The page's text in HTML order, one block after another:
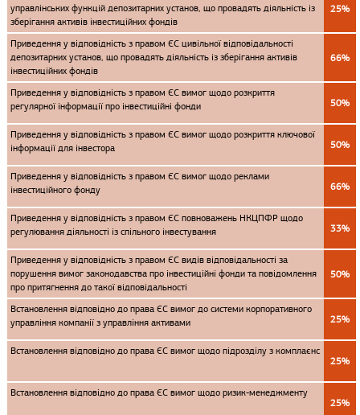
управлінських функцій депозитарних установ, що провадять діяльність із
зберігання активів інвестиційних фондів
25%
Приведення у відповідність з правом ЄС цивільної відповідальності
депозитарних установ, що провадять діяльність із зберігання активів
інвестиційних фондів
66%
Приведення у відповідність з правом ЄС вимог щодо розкриття
регулярної інформації про інвестиційні фонди
50%
Приведення у відповідність з правом ЄС вимог щодо розкриття ключової
інформації для інвестора
50%
Приведення у відповідність з правом ЄС вимог щодо реклами
інвестиційного фонду
66%
Приведення у відповідність з правом ЄС повноважень НКЦПФР щодо
регулювання діяльності із спільного інвестування
33%
Приведення у відповідність з правом ЄС видів відповідальності за
порушення вимог законодавства про інвестиційні фонди та повідомлення
про притягнення до такої відповідальності
50%
Встановлення відповідно до права ЄС вимог до системи корпоративного
управління компанії з управління активами
25%
Встановлення відповідно до права ЄС вимог щодо підрозділу з комплаєнс
25%
Встановлення відповідно до права ЄС вимог щодо ризик-менеджменту
25%